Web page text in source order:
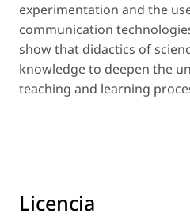
experimentation and the
communication
show that didactics of
knowledge to deepen the
teaching and learning
Licencia